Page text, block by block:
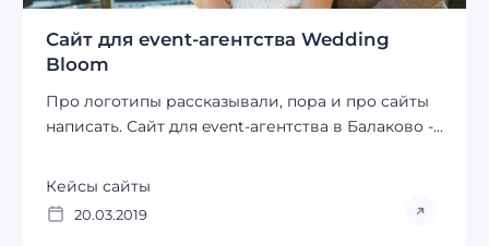
Сайт для event-агентства Wedding
Bloom
Про логотипы рассказывали, пора и про сайты
написать. Сайт для event-агентства в Балаково -...
Кейсы сайты
20.03.2019